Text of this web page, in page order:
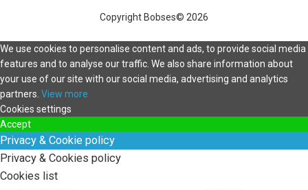
Copyright Bobses© 2026
We use cookies to personalise content and ads, to provide social media
features and to analyse our traffic. We also share information about
your use of our site with our social media, advertising and analytics
partners. View more
Cookies settings
Accept
Privacy & Cookie policy
Privacy & Cookies policy
Cookies list